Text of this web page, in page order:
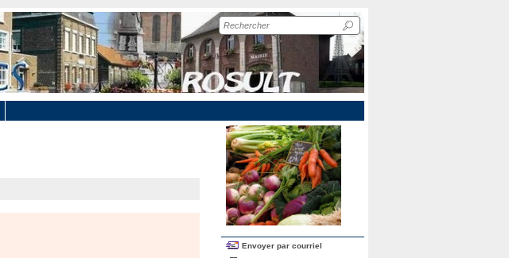
Recherche
sur
le
site
Envoyer par courriel